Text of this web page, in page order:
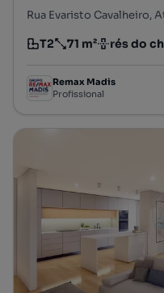
Rua Evaristo Cavalheiro,
Tipologia
T2
Preço por metro
71 m²
Andar rés do
Remax Madis
Profissional